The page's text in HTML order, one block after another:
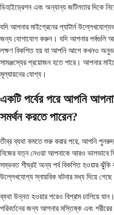
ডিহাইড্রেশন এবং অন্যান্য জটিলতার দিকে
যদি আপনার মাইগ্রেনের প্যাটার্ন
জন্য যোগাযোগ করুন। যদি আপনার পর্বগুলি
লক্ষণ বিকশিত হয় যা আপনি আগে কখনও অনুভব
সামঞ্জস্যের প্রয়োজন হতে পারে। আপনার
মূল্যায়নের যোগ্য।
একটি পর্বের পরে আপনি
সমর্থন করতে পারেন?
তীব্র ব্যথা কমতে শুরু করার পরে, আপনি
নিজের যত্ন নেওয়া আপনাকে আরও ভালভাবে
সম্ভবত শীঘ্রই অন্য পর্ব বিকশিত হওয়ার ঝুঁকি
উল্লেখযোগ্য স্নায়বিক ঘটনার মধ্য দিয়ে
ব্যথা উন্নত হওয়ার পরেও বিশ্রাম চালিয়ে
পরিবর্তনের জন্য আপনার মস্তিষ্ক এবং